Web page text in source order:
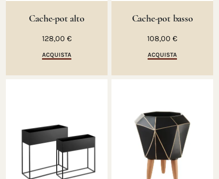
Cache-pot alto
128,00 €
ACQUISTA
Cache-pot basso
108,00 €
ACQUISTA